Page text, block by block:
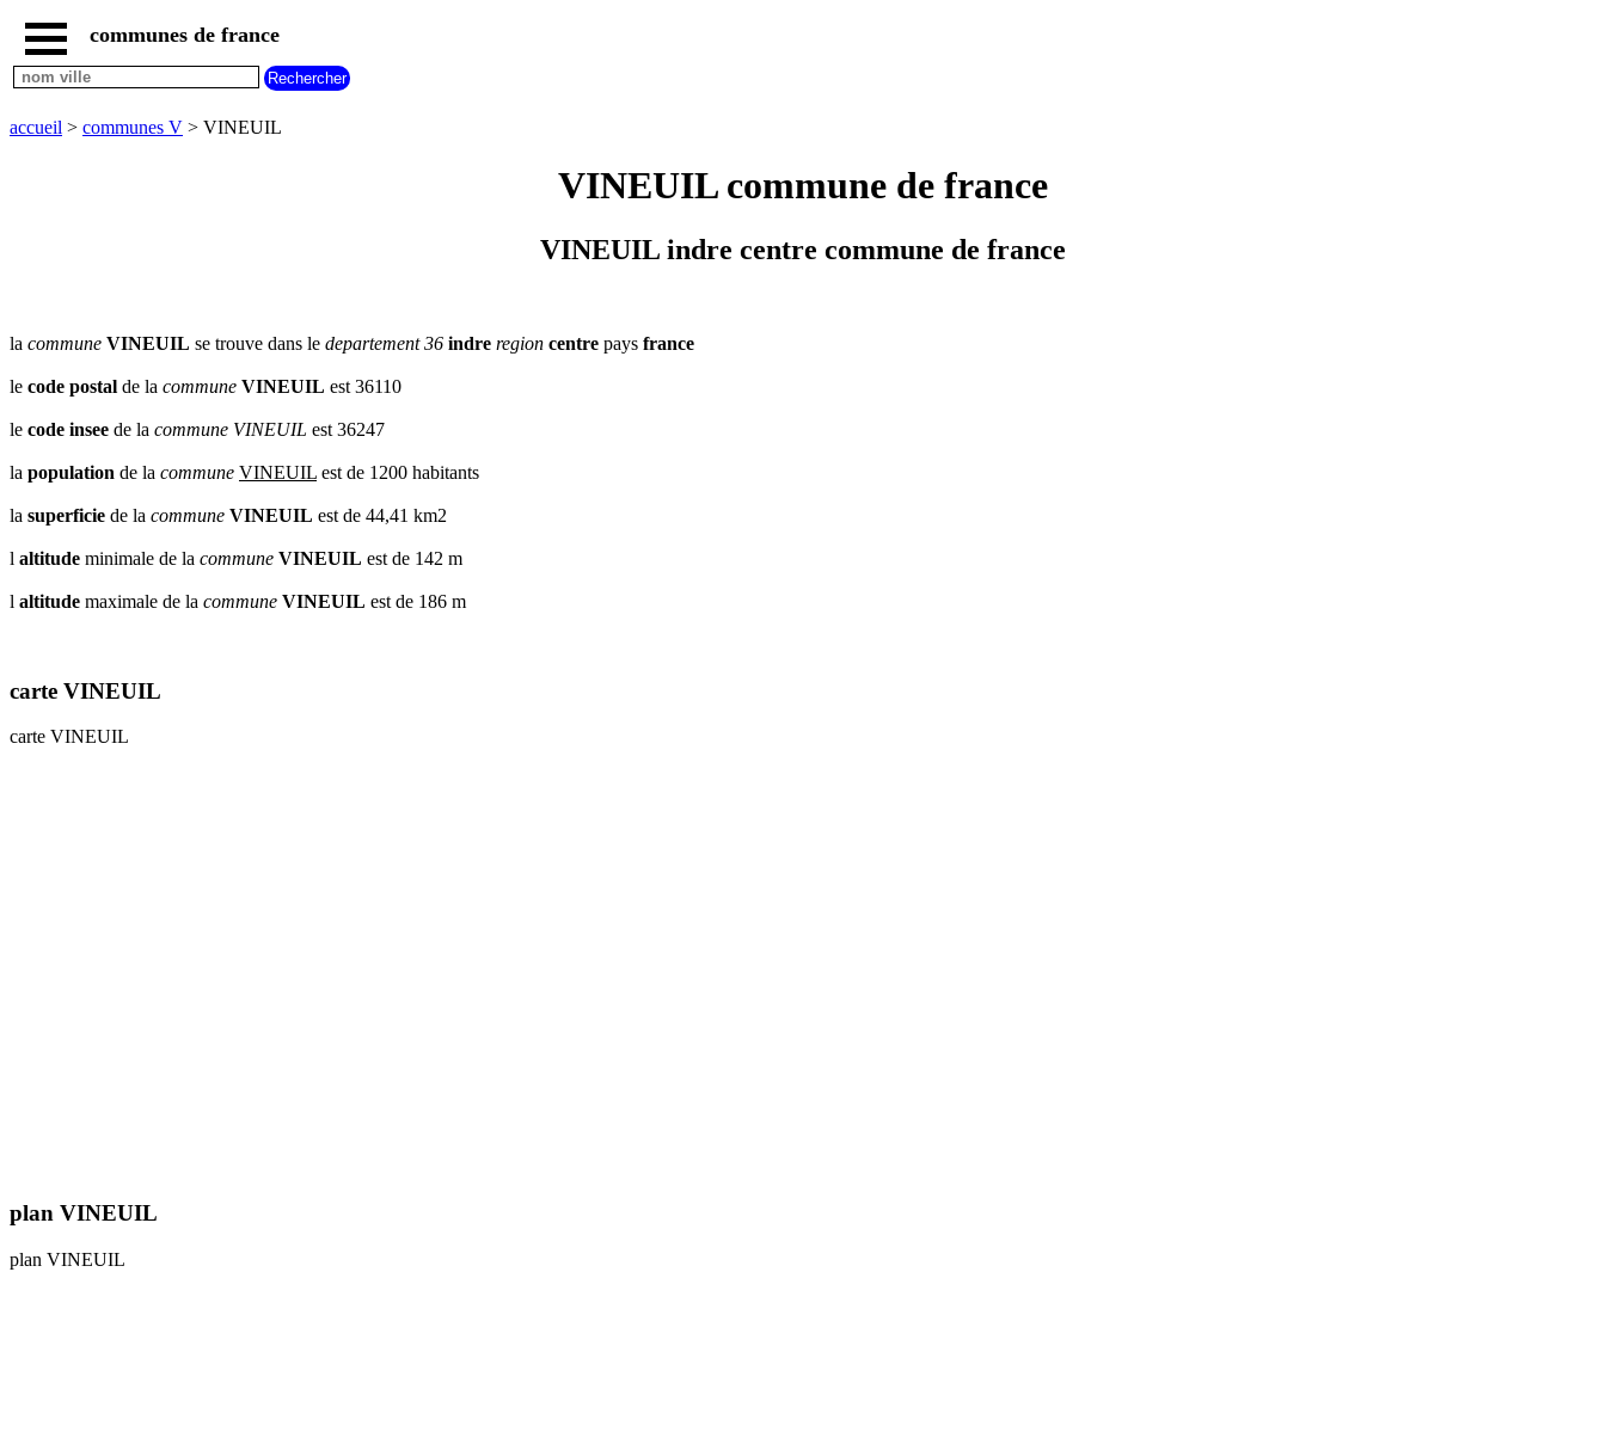
accueil
communes
regions
par
V
W X Y Z
communes de france
accueil > communes V > VINEUIL
VINEUIL commune de france
VINEUIL indre centre commune de france
la commune VINEUIL se trouve dans le departement 36 indre region centre pays france
le code postal de la commune VINEUIL est 36110
le code insee de la commune VINEUIL est 36247
la population de la commune VINEUIL est de 1200 habitants
la superficie de la commune VINEUIL est de 44,41 km2
l altitude minimale de la commune VINEUIL est de 142 m
l altitude maximale de la commune VINEUIL est de 186 m
carte VINEUIL
carte VINEUIL
plan VINEUIL
plan VINEUIL